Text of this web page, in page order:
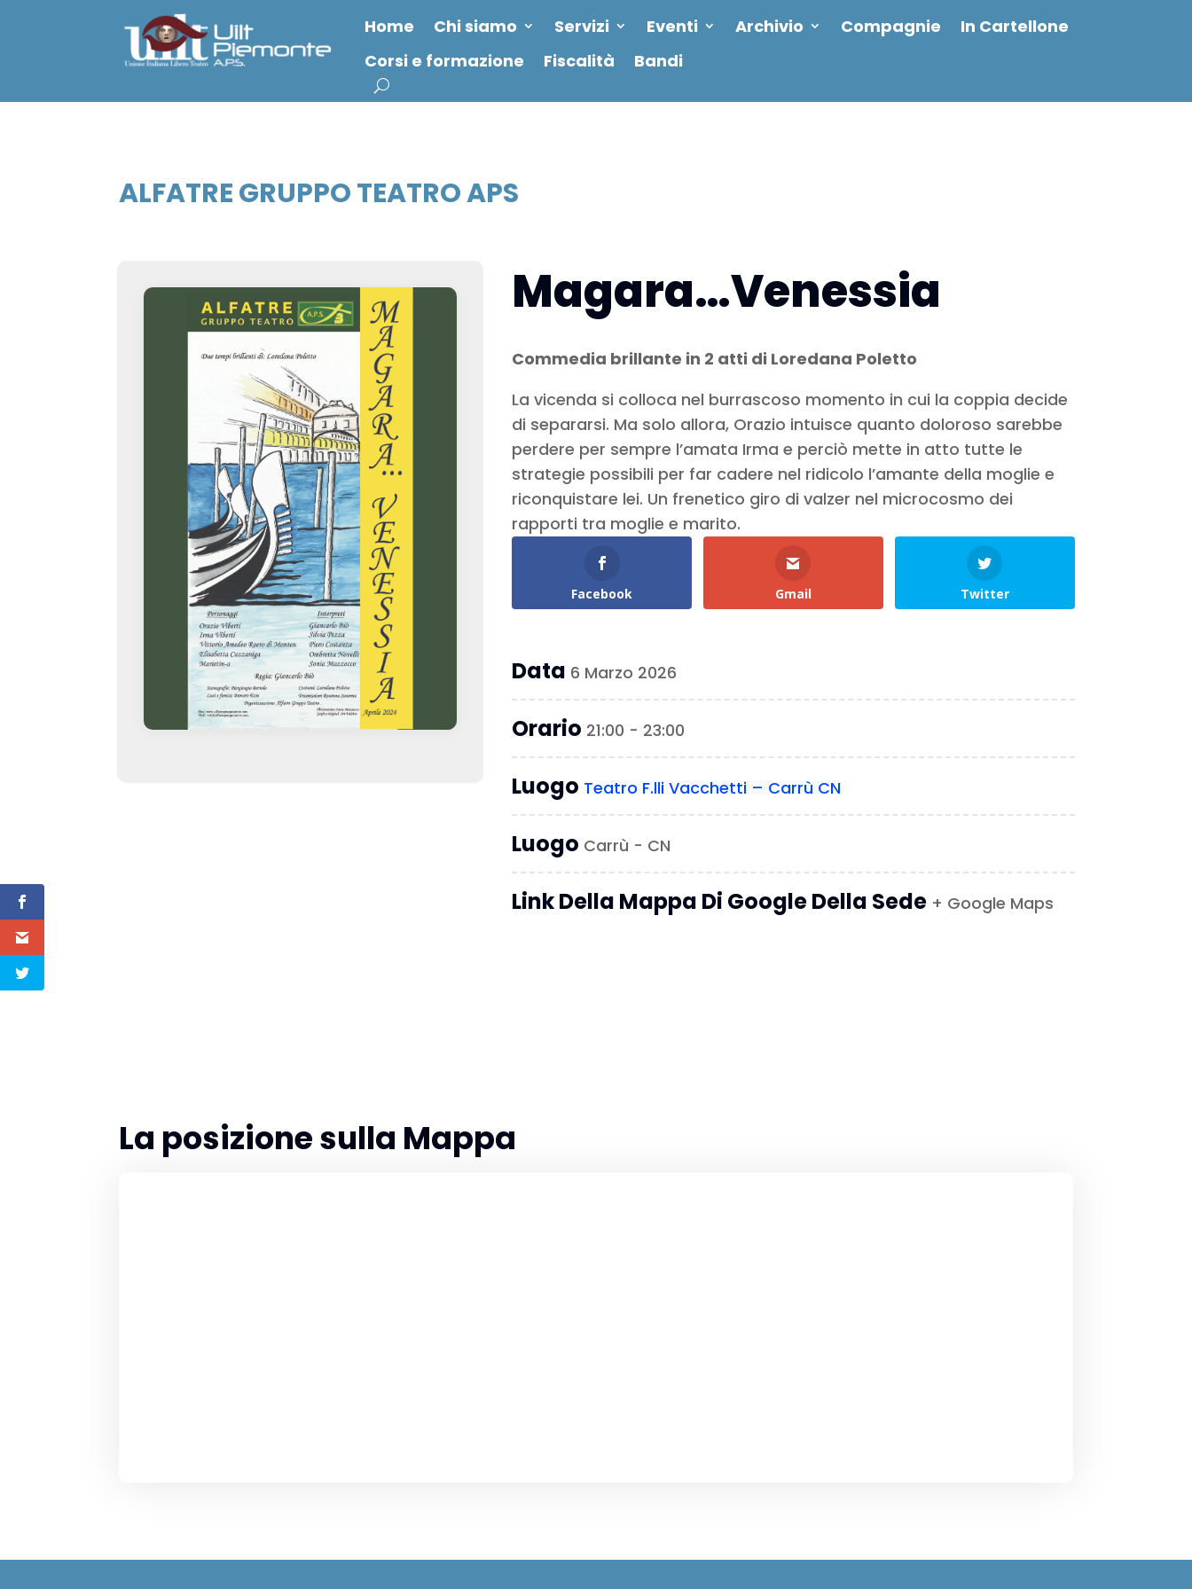
Home Chi siamo Servizi Eventi Archivio Compagnie
In Cartellone
Corsi e formazione
Fiscalità Bandi
ALFATRE GRUPPO TEATRO APS
Magara…Venessia
Commedia brillante in 2 atti di Loredana Poletto
La vicenda si colloca nel burrascoso momento in cui la coppia decide
di separarsi. Ma solo allora, Orazio intuisce quanto doloroso sarebbe
perdere per sempre l’amata Irma e perciò mette in atto tutte le
strategie possibili per far cadere nel ridicolo l’amante della moglie e
riconquistare lei. Un frenetico giro di valzer nel microcosmo dei
rapporti tra moglie e marito.
Facebook Gmail Twitter
Data 6 Marzo 2026
Orario 21:00 - 23:00
Luogo Teatro F.lli Vacchetti – Carrù CN
Luogo Carrù - CN
Link Della Mappa Di Google Della Sede + Google Maps
La posizione sulla Mappa